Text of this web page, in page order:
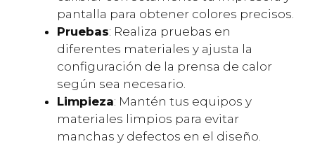
pantalla para obtener colores precisos.
Pruebas: Realiza pruebas en
diferentes materiales y ajusta la
configuración de la prensa de calor
según sea necesario.
Limpieza: Mantén tus equipos y
materiales limpios para evitar
manchas y defectos en el diseño.